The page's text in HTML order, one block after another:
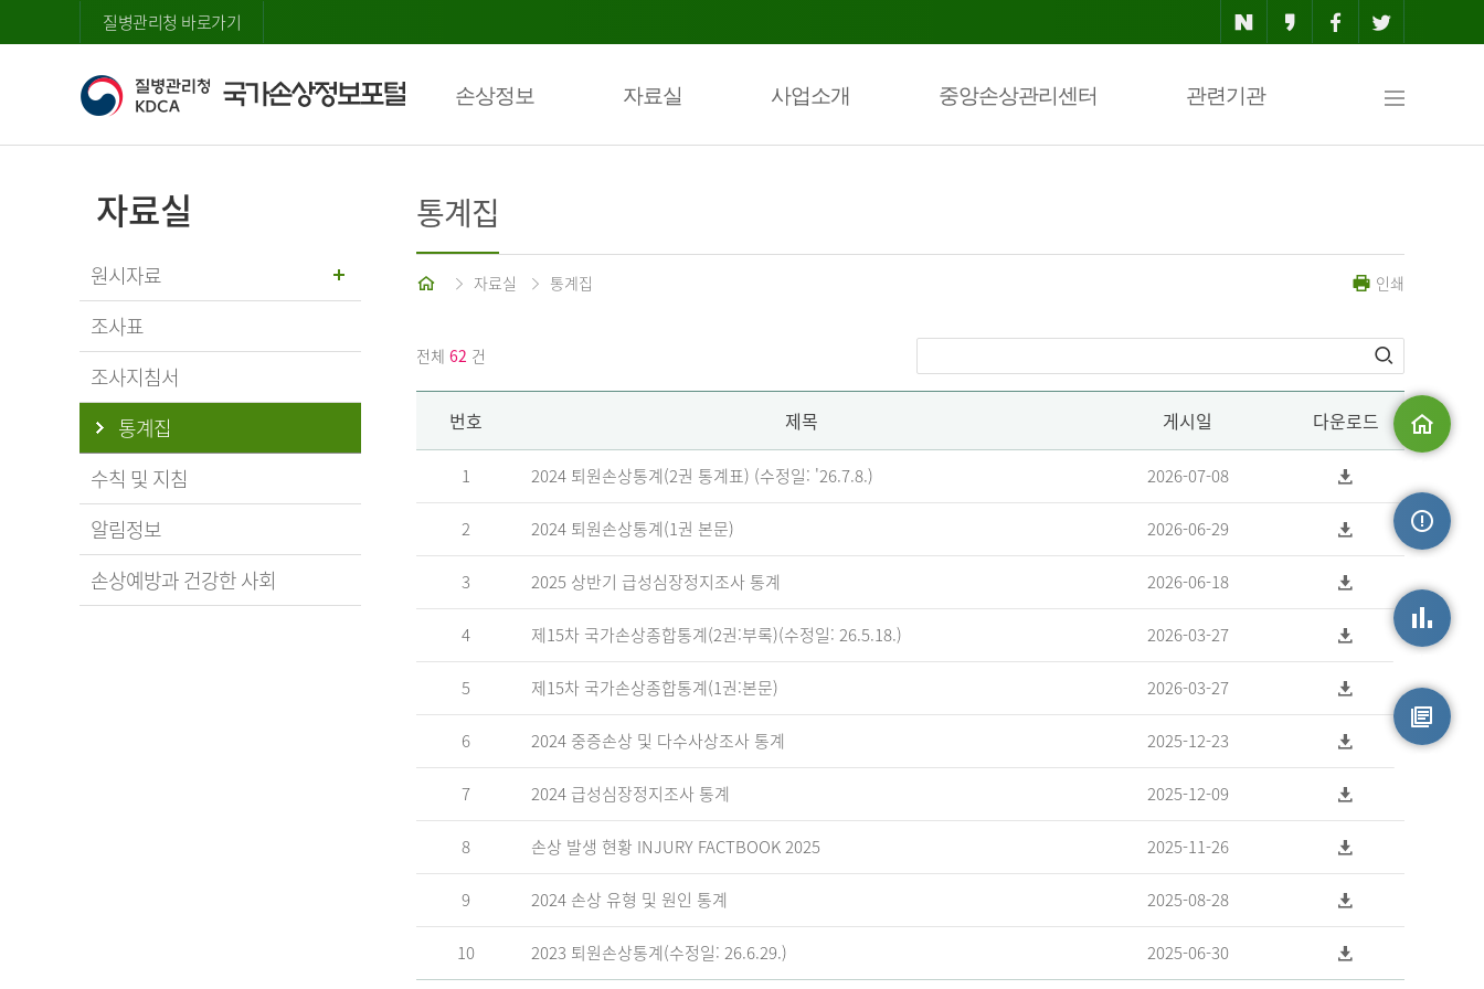
질병관리청 바로가기
손상정보 자료실 사업소개 중앙손상관리센터 관련기관
맵
자료실
원시자료
조사표
조사지침서
통계집
수칙 및 지침
알림정보
손상예방과 건강한 사회
통계집
홈 자료실 통계집 인쇄
전체 62 건
번호 제목 게시일 다운로드
1 2024 퇴원손상통계(2권 통계표) (수정일: '26.7.8.) 2026-07-08
2 2024 퇴원손상통계(1권 본문) 2026-06-29
3 2025 상반기 급성심장정지조사 통계 2026-06-18
4 제15차 국가손상종합통계(2권:부록)(수정일: 26.5.18.) 2026-03-27
5 제15차 국가손상종합통계(1권:본문) 2026-03-27
6 2024 중증손상 및 다수사상조사 통계 2025-12-23
7 2024 급성심장정지조사 통계 2025-12-09
8 손상 발생 현황 INJURY FACTBOOK 2025 2025-11-26
9 2024 손상 유형 및 원인 통계 2025-08-28
10 2023 퇴원손상통계(수정일: 26.6.29.) 2025-06-30